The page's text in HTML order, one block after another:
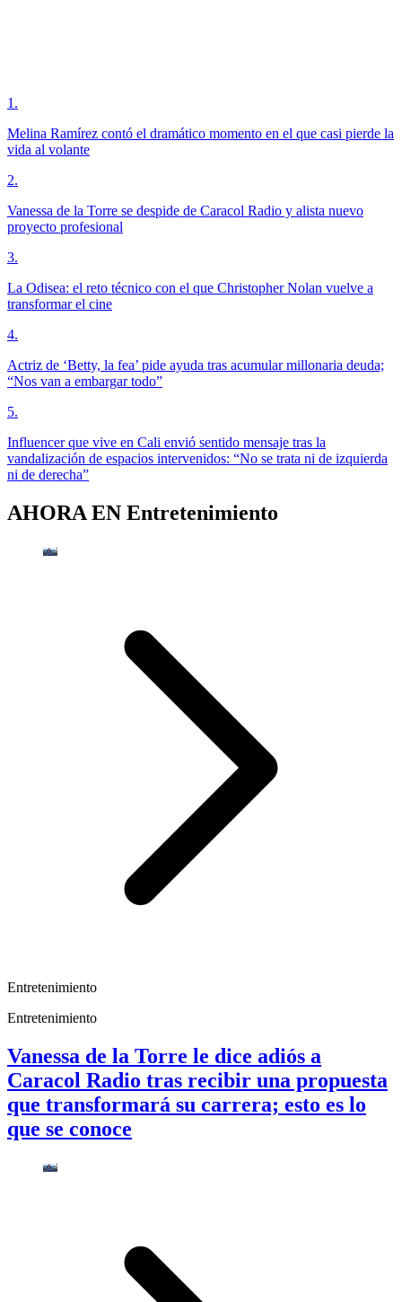
1 .
Melina Ramírez contó el dramático momento en el que casi pierde la
vida al volante
2.
Vanessa de la Torre se despide de Caracol Radio y alista nuevo
proyecto profesional
3.
La Odisea: el reto técnico con el que Christopher Nolan vuelve a
transformar el cine
4.
Actriz de ‘Betty, la fea’ pide ayuda tras acumular millonaria deuda;
“Nos van a embargar todo”
5.
Influencer que vive en Cali envió sentido mensaje tras la
vandalización de espacios intervenidos: “No se trata ni de izquierda
ni de derecha”
AHORA EN Entretenimiento
Entretenimiento
Entretenimiento
Vanessa de la Torre le dice adiós a
Caracol Radio tras recibir una propuesta
que transformará su carrera; esto es lo
que se conoce